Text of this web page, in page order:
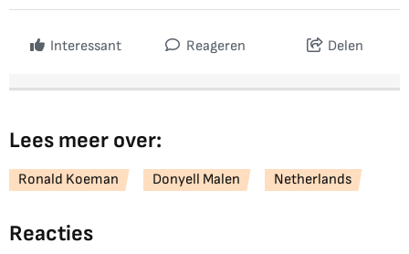
Interessant Reageren Delen
Lees meer over:
Ronald Koeman Donyell Malen Netherlands
Reacties